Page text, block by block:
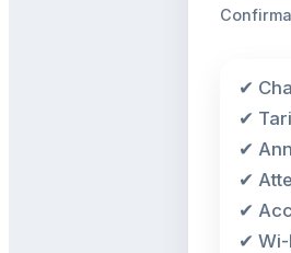
✔
✔
✔
✔
✔
✔ Wi-